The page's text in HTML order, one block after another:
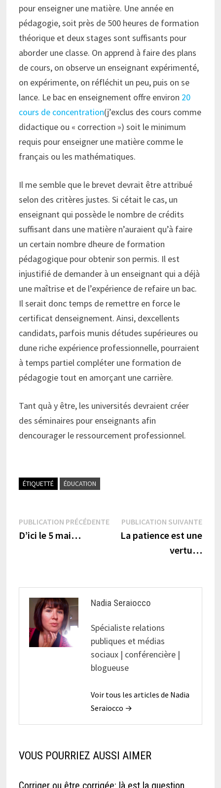
pour enseigner une matière. Une année en
pédagogie, soit près de 500 heures de formation
théorique et deux stages sont suffisants pour
aborder une classe. On apprend à faire des plans
de cours, on observe un enseignant expérimenté,
on expérimente, on réfléchit un peu, puis on se
lance. Le bac en enseignement offre environ 20
cours de concentration(j’exclus des cours comme
didactique ou « correction ») soit le minimum
requis pour enseigner une matière comme le
français ou les mathématiques.
Il me semble que le brevet devrait être attribué
selon des critères justes. Si cétait le cas, un
enseignant qui possède le nombre de crédits
suffisant dans une matière n’auraient qu’à faire
un certain nombre dheure de formation
pédagogique pour obtenir son permis. Il est
injustifié de demander à un enseignant qui a déjà
une maîtrise et de l’expérience de refaire un bac.
Il serait donc temps de remettre en force le
certificat denseignement. Ainsi, dexcellents
candidats, parfois munis détudes supérieures ou
dune riche expérience professionnelle, pourraient
à temps partiel compléter une formation de
pédagogie tout en amorçant une carrière.
Tant quà y être, les universités devraient créer
des séminaires pour enseignants afin
dencourager le ressourcement professionnel.
ÉTIQUETTÉ ÉDUCATION
Navigation
de
PUBLICATION PRÉCÉDENTEPublication
précédente :
D’ici le 5 mai…
PUBLICATION SUIVANTE
La patience est une
vertu…
Nadia Seraiocco
Spécialiste relations
publiques et médias
sociaux | conférencière |
blogueuse
Voir tous les articles de Nadia
Seraiocco →
VOUS POURRIEZ AUSSI AIMER
Corriger ou être corrigée: là est la question.